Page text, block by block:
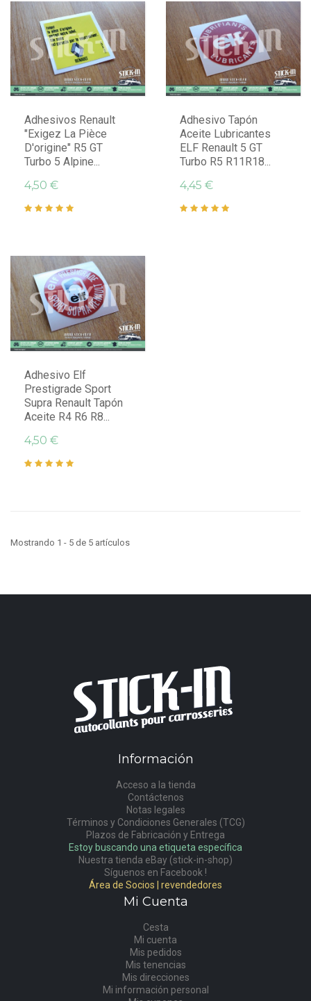
Adhesivos Renault
"Exigez La Pièce
D'origine" R5 GT
Turbo 5 Alpine...
4,50 €
Adhesivo Tapón
Aceite Lubricantes
ELF Renault 5 GT
Turbo R5 R11R18...
4,45 €
Adhesivo Elf
Prestigrade Sport
Supra Renault Tapón
Aceite R4 R6 R8...
4,50 €
Mostrando 1 - 5 de 5 artículos
Información
Acceso a la tienda
Contáctenos
Notas legales
Términos y Condiciones Generales (TCG)
Plazos de Fabricación y Entrega
Estoy buscando una etiqueta específica
Nuestra tienda eBay (stick-in-shop)
Síguenos en Facebook !
Área de Socios | revendedores
Mi Cuenta
Cesta
Mi cuenta
Mis pedidos
Mis tenencias
Mis direcciones
Mi información personal